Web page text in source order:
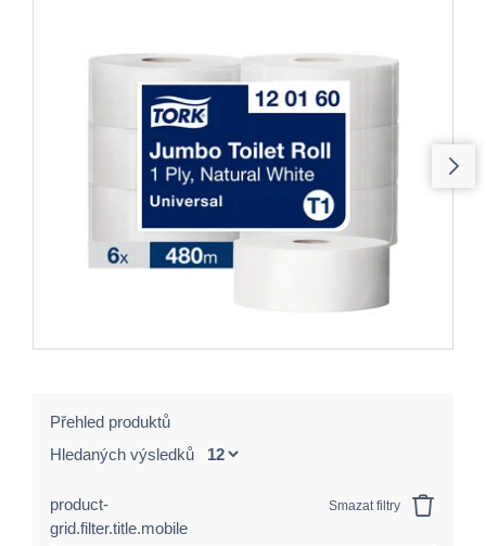
Přehled produktů
Hledaných výsledků
product-
grid.filter.title.mobile
Smazat filtry